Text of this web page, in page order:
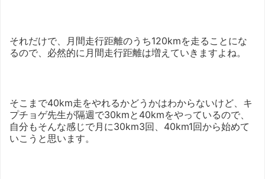
それだけで、月間走行距離のうち120kmを走ることにな
るので、必然的に月間走行距離は増えていきますよね。
そこまで40km走をやれるかどうかはわからないけど、キ
プチョゲ先生が隔週で30kmと40kmをやっているので、
自分もそんな感じで月に30km3回、40km1回から始めて
いこうと思います。